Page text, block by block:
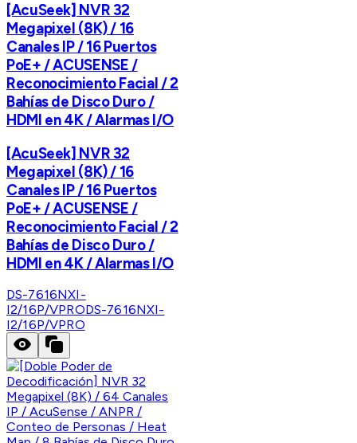
[AcuSeek] NVR 32
Megapixel (8K) / 16
Canales IP / 16 Puertos
PoE+ / ACUSENSE /
Reconocimiento Facial / 2
Bahías de Disco Duro /
HDMI en 4K / Alarmas I/O
[AcuSeek] NVR 32
Megapixel (8K) / 16
Canales IP / 16 Puertos
PoE+ / ACUSENSE /
Reconocimiento Facial / 2
Bahías de Disco Duro /
HDMI en 4K / Alarmas I/O
DS-7616NXI-
I2/16P/VPRODS-7616NXI-
I2/16P/VPRO